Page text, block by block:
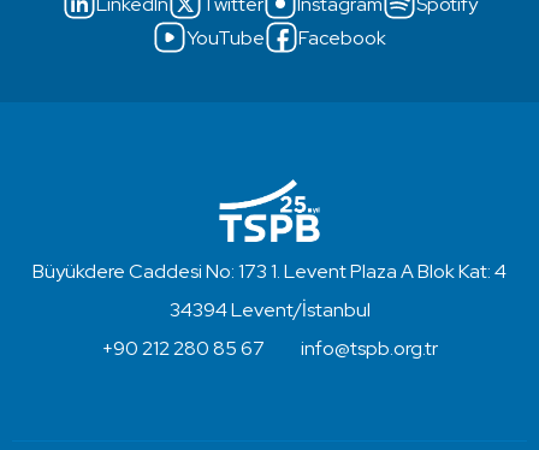
YouTube
Facebook
Büyükdere Caddesi No: 173 1. Levent Plaza A Blok Kat: 4
34394 Levent/İstanbul
+90 212 280 85 67
info@tspb.org.tr